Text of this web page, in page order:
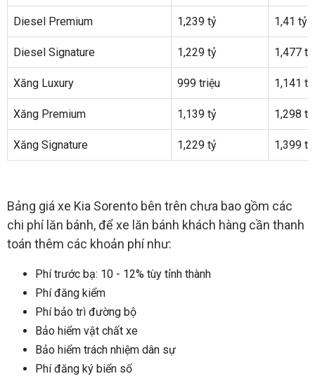
Diesel Premium 1,239 tỷ 1,41 tỷ
Diesel Signature 1,229 tỷ 1,477 tỷ
Xăng Luxury 999 triệu 1,141 tỷ
Xăng Premium 1,139 tỷ 1,298 tỷ
Xăng Signature 1,229 tỷ 1,399 tỷ
Bảng giá xe Kia Sorento bên trên chưa bao gồm các
chi phí lăn bánh, để xe lăn bánh khách hàng cần thanh
toán thêm các khoản phí như:
Phí trước bạ: 10 - 12% tùy tỉnh thành
Phí đăng kiểm
Phí bảo trì đường bộ
Bảo hiểm vật chất xe
Bảo hiểm trách nhiệm dân sự
Phí đăng ký biển số